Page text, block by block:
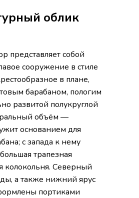
облик
представляет собой
сооружение в стиле
в плане,
барабаном, пологим
развитой полукруглой
объём —
основанием для
с запада к нему
трапезная
колокольня. Северный
а также нижний ярус
портиками